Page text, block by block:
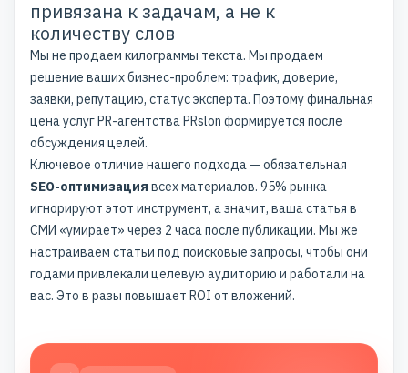
привязана к задачам, а не к
количеству слов
Мы не продаем килограммы текста. Мы продаем
решение ваших бизнес-проблем: трафик, доверие,
заявки, репутацию, статус эксперта. Поэтому финальная
цена услуг PR-агентства PRslon формируется после
обсуждения целей.
Ключевое отличие нашего подхода — обязательная
SEO-оптимизация всех материалов. 95% рынка
игнорируют этот инструмент, а значит, ваша статья в
СМИ «умирает» через 2 часа после публикации. Мы же
настраиваем статьи под поисковые запросы, чтобы они
годами привлекали целевую аудиторию и работали на
вас. Это в разы повышает ROI от вложений.